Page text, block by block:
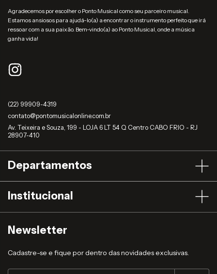
Agradecemos por escolher o Ponto Musical como seu parceiro musical.
Estamos ansiosos para ajudá-lo(a) a encontrar o instrumento perfeito que irá
ressoar com a sua paixão. Bem-vindo(a) ao Ponto Musical, onde a música
ganha vida!
(22) 99909-4319
contato@pontomusicalonline.com.br
Av. Teixeira e Souza, 199 - LOJA 6 LT 54 Q Centro CABO FRIO - RJ
28907-410
Departamentos
Institucional
Newsletter
Cadastre-se e fique por dentro das novidades exclusivas.